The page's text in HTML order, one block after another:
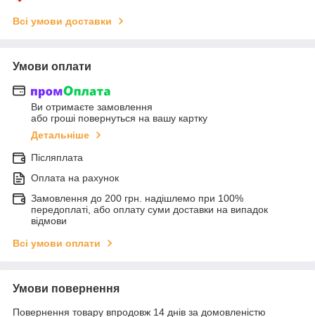
Всі умови доставки
Умови оплати
Ви отримаєте замовлення
або гроші повернуться на вашу картку
Детальніше
Післяплата
Оплата на рахунок
Замовлення до 200 грн. надішлемо при 100%
передоплаті, або оплату суми доставки на випадок
відмови
Всі умови оплати
Умови повернення
Повернення товару впродовж 14 днів за домовленістю